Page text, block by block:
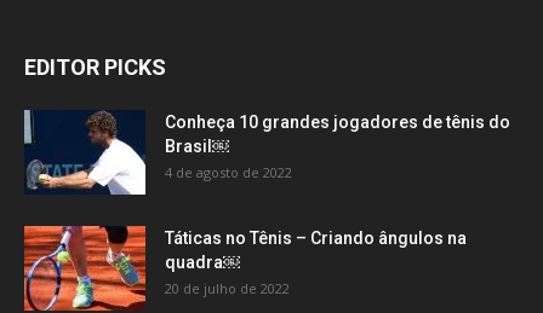
EDITOR PICKS
Conheça 10 grandes jogadores de tênis do
Brasil￼
4 de agosto de 2022
Táticas no Tênis – Criando ângulos na
quadra￼
20 de julho de 2022